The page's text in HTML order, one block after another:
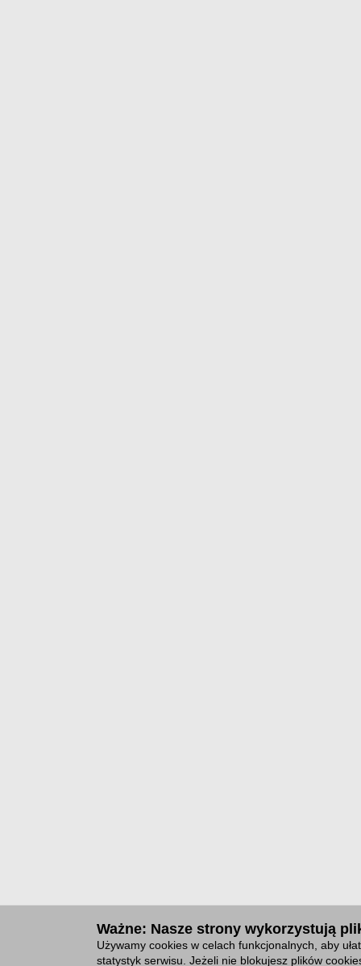
Ważne: Nasze strony wykorzystują
Używamy cookies w celach funkcjonalnych, aby
statystyk serwisu. Jeżeli nie blokujesz plików